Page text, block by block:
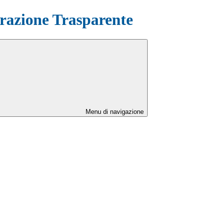
Trasparente
Menu di navigazione